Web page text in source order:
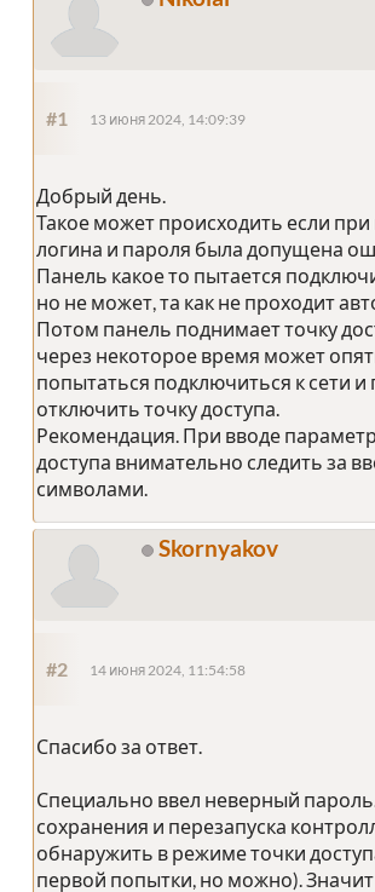
#1 13 июня 2024, 14:09:39
Добрый день.
Такое может происходить если при
логина и пароля была допущена
Панель какое то пытается
но не может, та как не проходит
Потом панель поднимает точку
через некоторое время может
попытаться подключиться к сети и
отключить точку доступа.
Рекомендация. При вводе
доступа внимательно следить за
символами.
Skornyakov
#2 14 июня 2024, 11:54:58
Спасибо за ответ.
Специально ввел неверный
сохранения и перезапуска
обнаружить в режиме точки
первой попытки, но можно).